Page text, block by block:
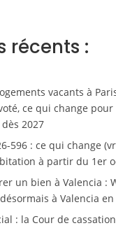
récents :
vacants à
ce qui change pour
2027
596 : ce qui change
à partir du 1er
un bien à Valencia :
à Valencia en
: la Cour de